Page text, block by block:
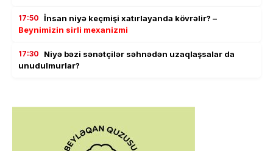
17:50 İnsan niyə keçmişi xatırlayanda kövrəlir? –
Beynimizin sirli mexanizmi
17:30
Niyə bəzi sənətçilər səhnədən uzaqlaşsalar da
unudulmurlar?